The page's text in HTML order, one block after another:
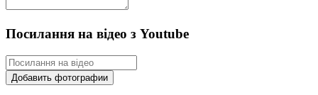
Посилання на відео з Youtube
Добавить фотографии